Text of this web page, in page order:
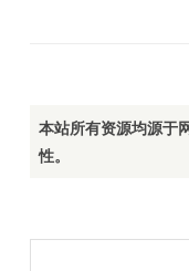
本站所有资源均源于
性。